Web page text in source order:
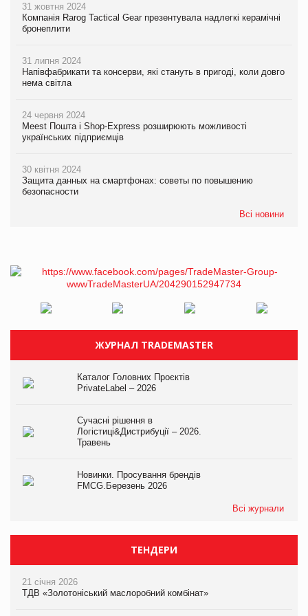
31 жовтня 2024
Компанія Rarog Tactical Gear презентувала надлегкі керамічні
бронеплити
31 липня 2024
Напівфабрикати та консерви, які стануть в пригоді, коли довго
нема світла
24 червня 2024
Meest Пошта і Shop-Express розширюють можливості
українських підприємців
30 квітня 2024
Защита данных на смартфонах: советы по повышению
безопасности
Всі новини
ЖУРНАЛ TRADEMASTER
Каталог Головних Проєктів
PrivateLabel – 2026
Сучасні рішення в
Логістиці&Дистрибуції – 2026.
Травень
Новинки. Просування брендів
FMCG.Березень 2026
Всі журнали
ТЕНДЕРИ
21 січня 2026
ТДВ «Золотоніський маслоробний комбінат»